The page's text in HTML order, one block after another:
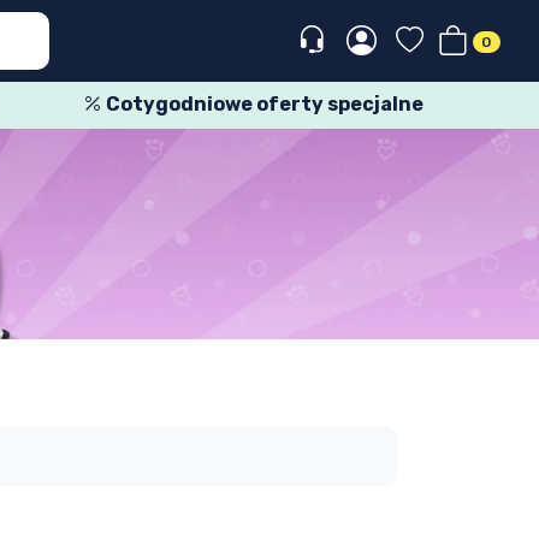
0
Cotygodniowe oferty specjalne